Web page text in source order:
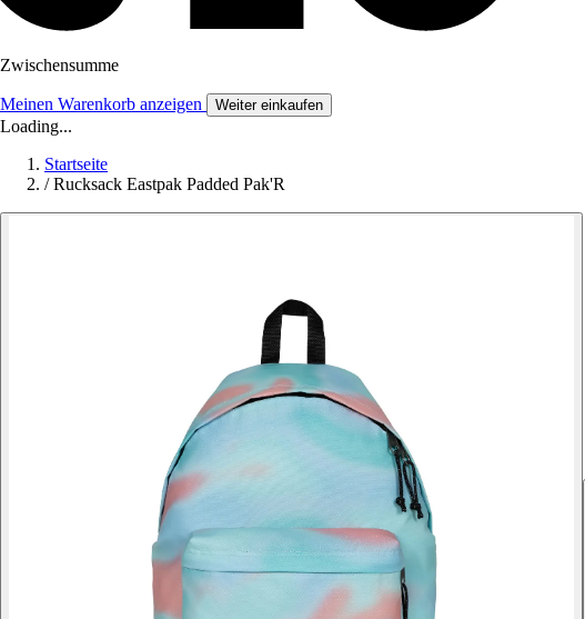
Zwischensumme
Meinen Warenkorb anzeigen Weiter einkaufen
Loading...
Startseite
/ Rucksack Eastpak Padded Pak'R